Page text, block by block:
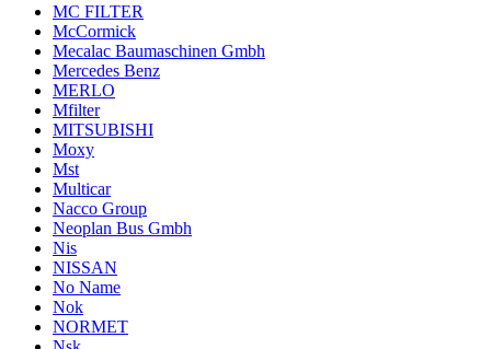
MC FILTER
McCormick
Mecalac Baumaschinen Gmbh
Mercedes Benz
MERLO
Mfilter
MITSUBISHI
Moxy
Mst
Multicar
Nacco Group
Neoplan Bus Gmbh
Nis
NISSAN
No Name
Nok
NORMET